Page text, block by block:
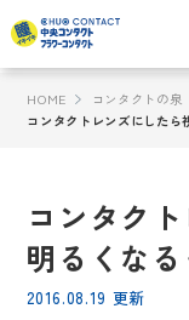
HOME
コンタクトの泉
コンタクトレンズにしたら
コンタク
明るくな
2016.08.19 更新